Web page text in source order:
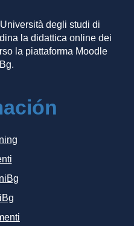
degli studi di
la didattica online dei
la piattaforma Moodle